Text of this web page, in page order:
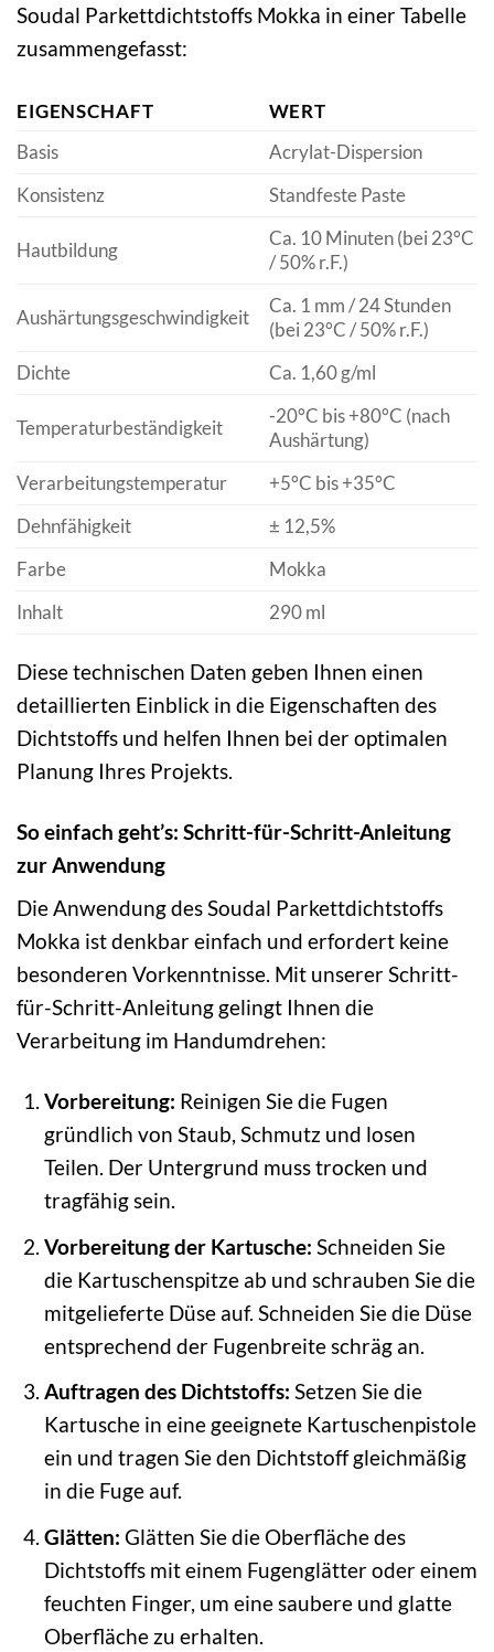
Soudal Parkettdichtstoffs Mokka in einer Tabelle
zusammengefasst:
EIGENSCHAFT
WERT
Basis
Acrylat-Dispersion
Konsistenz
Standfeste Paste
Hautbildung
Ca. 10 Minuten (bei 23°C
/ 50% r.F.)
Aushärtungsgeschwindigkeit
Ca. 1 mm / 24 Stunden
(bei 23°C / 50% r.F.)
Dichte
Ca. 1,60 g/ml
Temperaturbeständigkeit
-20°C bis +80°C (nach
Aushärtung)
Verarbeitungstemperatur
+5°C bis +35°C
Dehnfähigkeit
± 12,5%
Farbe
Mokka
Inhalt
290 ml
Diese technischen Daten geben Ihnen einen
detaillierten Einblick in die Eigenschaften des
Dichtstoffs und helfen Ihnen bei der optimalen
Planung Ihres Projekts.
So einfach geht’s: Schritt-für-Schritt-Anleitung
zur Anwendung
Die Anwendung des Soudal Parkettdichtstoffs
Mokka ist denkbar einfach und erfordert keine
besonderen Vorkenntnisse. Mit unserer Schritt-
für-Schritt-Anleitung gelingt Ihnen die
Verarbeitung im Handumdrehen:
Vorbereitung: Reinigen Sie die Fugen
gründlich von Staub, Schmutz und losen
Teilen. Der Untergrund muss trocken und
tragfähig sein.
Vorbereitung der Kartusche: Schneiden Sie
die Kartuschenspitze ab und schrauben Sie die
mitgelieferte Düse auf. Schneiden Sie die Düse
entsprechend der Fugenbreite schräg an.
Auftragen des Dichtstoffs: Setzen Sie die
Kartusche in eine geeignete Kartuschenpistole
ein und tragen Sie den Dichtstoff gleichmäßig
in die Fuge auf.
Glätten: Glätten Sie die Oberfläche des
Dichtstoffs mit einem Fugenglätter oder einem
feuchten Finger, um eine saubere und glatte
Oberfläche zu erhalten.